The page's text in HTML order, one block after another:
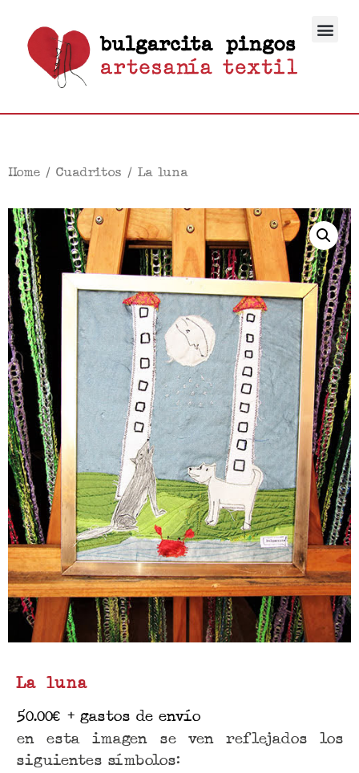
Home/ Cuadritos / La luna
La luna
50.00€ + gastos de envío
en esta imagen se ven reflejados los
siguientes símbolos: